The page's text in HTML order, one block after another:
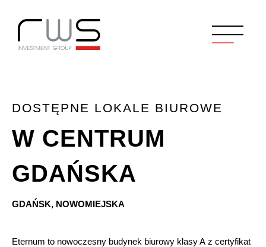
DOSTĘPNE LOKALE BIUROWE
W CENTRUM
GDAŃSKA
GDAŃSK, NOWOMIEJSKA
Eternum to nowoczesny budynek biurowy klasy A z certyfikat